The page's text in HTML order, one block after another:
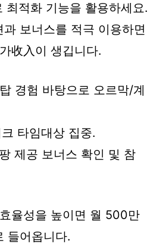
최적화 기능을 활용하세요.
보너스를 적극 이용하면
收入이 생깁니다.
경험 바탕으로 오르막/계
타임대상 집중.
제공 보너스 확인 및 참
율성을 높이면 월 500만
들어옵니다.